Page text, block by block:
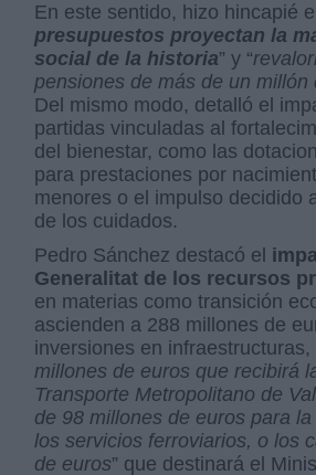
En este sentido, hizo hincapié
presupuestos proyectan la
social de la historia” y “
pensiones de más de un millón
Del mismo modo, detalló el
partidas vinculadas al
del bienestar, como las
para prestaciones por
menores o el impulso decidido
de los cuidados.
Pedro Sánchez destacó el
Generalitat de los recursos
en materias como transición
ascienden a 288 millones de
inversiones en infraestructuras,
millones de euros que recibirá
Transporte Metropolitano de
de 98 millones de euros para
los servicios ferroviarios, o los
de euros” que destinará el